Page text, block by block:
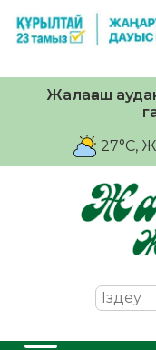
Жалағаш
27°C,